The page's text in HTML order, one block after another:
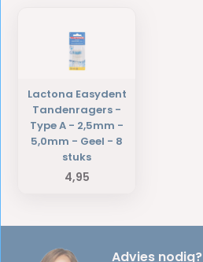
Lactona Easydent
Tandenragers -
Type A - 2,5mm -
5,0mm - Geel - 8
stuks
4,95
Advies nodig?